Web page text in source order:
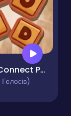
Word Connect Pro